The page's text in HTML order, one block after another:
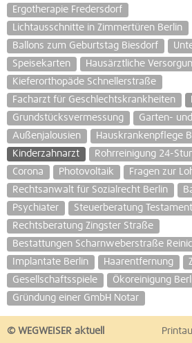
Ergotherapie Fredersdorf
Lichtausschnitte in Zimmertüren Berlin
Ballons zum Geburtstag Biesdorf
Speisekarten
Hausärztliche
Kieferorthopäde Schnellerstraße
Facharzt für Geschlechtskrankheiten
Grundstücksvermessung
Garten-
Außenjalousien
Hauskrankenpflege
Kinderzahnarzt
Rohrreinigung 24-
Corona
Photovoltaik
Fragen zur
Rechtsanwalt für Sozialrecht Berlin
Psychiater
Steuerberatung
Rechtsberatung Zingster Straße
Bestattungen Scharnweberstraße
Implantate Berlin
Haarentfernung
Gesellschaftsspiele
Ökoreinigung
Gründung einer GmbH Notar
© WEGWEISER aktuell